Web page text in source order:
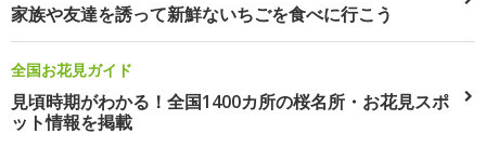
家族や友達を誘って新鮮ないちごを食べに行こう
全国お花見ガイド
見頃時期がわかる！全国1400カ所の桜名所・お花見スポ
ット情報を掲載